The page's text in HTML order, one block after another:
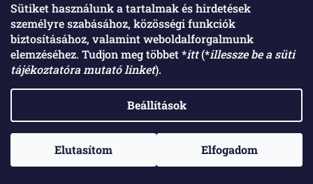
Sütiket használunk a tartalmak és hirdetések
személyre szabásához, közösségi funkciók
biztosításához, valamint weboldalforgalmunk
elemzéséhez. Tudjon meg többet *itt(*illessze be a süti
tájékoztatóra mutató linket).
Beállítások
Elutasítom Elfogadom